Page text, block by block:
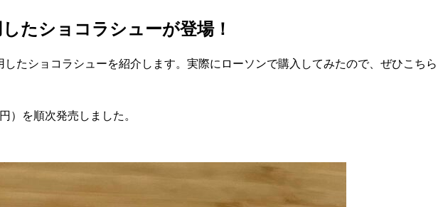
たショコラシューが登場！
たショコラシューを紹介します。実際にローソンで購入してみたので、ぜひこちら
）を順次発売しました。